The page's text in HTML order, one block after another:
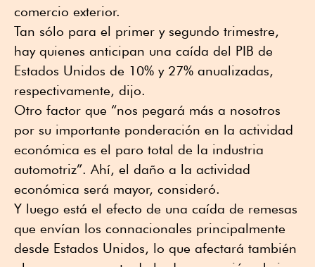
comercio exterior.
Tan sólo para el primer y segundo trimestre,
hay quienes anticipan una caída del PIB de
Estados Unidos de 10% y 27% anualizadas,
respectivamente, dijo.
Otro factor que “nos pegará más a nosotros
por su importante ponderación en la actividad
económica es el paro total de la industria
automotriz”. Ahí, el daño a la actividad
económica será mayor, consideró.
Y luego está el efecto de una caída de remesas
que envían los connacionales principalmente
desde Estados Unidos, lo que afectará también